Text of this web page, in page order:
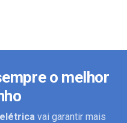
o melhor
vai garantir mais